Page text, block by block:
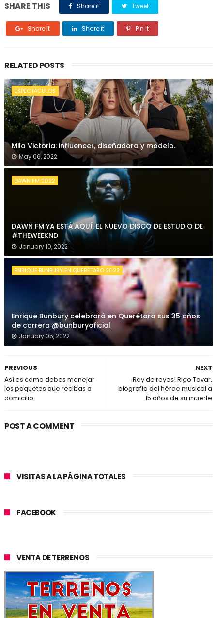
SHARE THIS Share it Tweet
Share it Share it Pin it
RELATED POSTS
ESPECTÁCULOS
Mila Victoria: influencer, diseñadora y modelo.
May 06, 2022
DAWN FM 2022
DAWN FM YA ESTÁ AQUÍ. EL NUEVO DISCO DE ESTUDIO DE
#THEWEEKND
January 10, 2022
ENRIQUE BUNBURY EN QUERÉTARO 2022
Enrique Bunbury celebrará en Querétaro sus 35 años
de carrera @bunburyoficial
January 05, 2022
NEXT
¡Rey de reyes! Rigo Tovar,
biografía del héroe musical a
15 años de su muerte
PREVIOUS
Así es como debes manejar
los paquetes que recibas a
domicilio
POST A COMMENT
VISITAS A LA PÁGINA TOTALES
FACEBOOK
VENTA DE TERRENOS